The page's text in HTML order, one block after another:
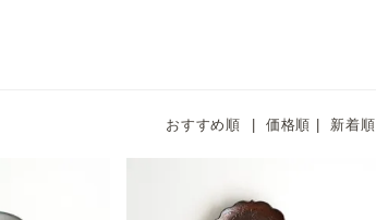
おすすめ順 | 価格順 新着順